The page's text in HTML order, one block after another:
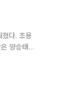
졌다. 조용
양승태